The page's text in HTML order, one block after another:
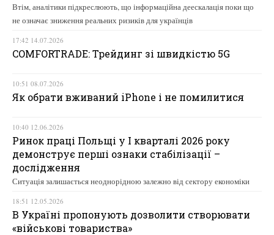
Втім, аналітики підкреслюють, що інформаційна деескалація поки що
не означає зниження реальних ризиків для українців
17:42 14.07.2026
COMFORTRADE: Трейдинг зі швидкістю 5G
10:51 08.07.2026
Як обрати вживаний iPhone і не помилитися
10:40 12.06.2026
Ринок праці Польщі у І кварталі 2026 року
демонструє перші ознаки стабілізації –
дослідження
Ситуація залишається неоднорідною залежно від сектору економіки
18:51 12.05.2026
В Україні пропонують дозволити створювати
«військові товариства»